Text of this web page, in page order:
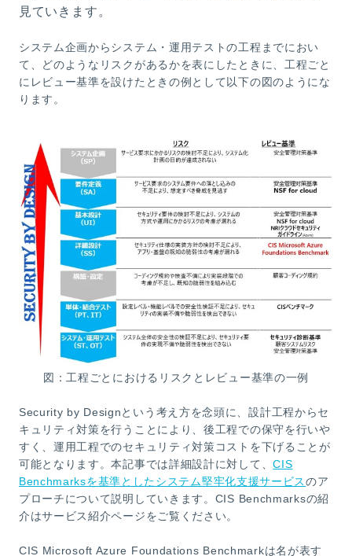
見ていきます。
システム企画からシステム・運用テストの工程までにおい
て、どのようなリスクがあるかを表にしたときに、工程ごと
にレビュー基準を設けたときの例として以下の図のようにな
ります。
図：工程ごとにおけるリスクとレビュー基準の一例
Security by Designという考え方を念頭に、設計工程からセ
キュリティ対策を行うことにより、後工程での保守を行いや
すく、運用工程でのセキュリティ対策コストを下げることが
可能となります。本記事では詳細設計に対して、CIS
Benchmarksを基準としたシステム堅牢化支援サービスのア
プローチについて説明していきます。CIS Benchmarksの紹
介はサービス紹介ページをご覧ください。
CIS Microsoft Azure Foundations Benchmarkは名が表す